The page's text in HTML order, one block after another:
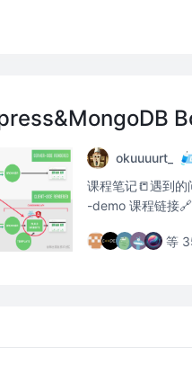
okuuuurt_
课程笔记📒遇到的问题❓以及相关知识拓展
-demo 课
等